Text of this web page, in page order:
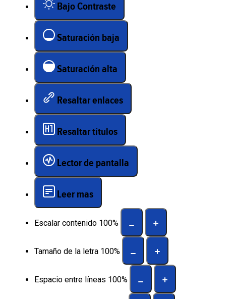
Bajo Contraste
Saturación baja
Saturación alta
Resaltar enlaces
Resaltar títulos
Lector de pantalla
Leer mas
Escalar contenido 100%
Tamaño de la letra 100%
Espacio entre líneas 100%